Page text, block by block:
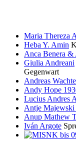
Maria Thereza
Heba Y. Amin
Anca Benera &
Giulia Andreani
Gegenwart
Andreas
Andy Hope
Lucius Andres
Antje Majewski
Anup Mathew
Iván Argote